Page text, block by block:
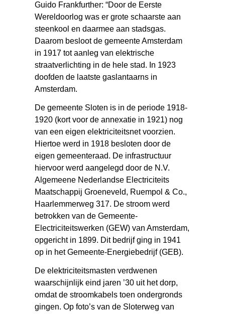
Guido Frankfurther: “Door de Eerste
Wereldoorlog was er grote schaarste aan
steenkool en daarmee aan stadsgas.
Daarom besloot de gemeente Amsterdam
in 1917 tot aanleg van elektrische
straatverlichting in de hele stad. In 1923
doofden de laatste gaslantaarns in
Amsterdam.
De gemeente Sloten is in de periode 1918-
1920 (kort voor de annexatie in 1921) nog
van een eigen elektriciteitsnet voorzien.
Hiertoe werd in 1918 besloten door de
eigen gemeenteraad. De infrastructuur
hiervoor werd aangelegd door de N.V.
Algemeene Nederlandse Electriciteits
Maatschappij Groeneveld, Ruempol & Co.,
Haarlemmerweg 317. De stroom werd
betrokken van de Gemeente-
Electriciteitswerken (GEW) van Amsterdam,
opgericht in 1899. Dit bedrijf ging in 1941
op in het Gemeente-Energiebedrijf (GEB).
De elektriciteitsmasten verdwenen
waarschijnlijk eind jaren ’30 uit het dorp,
omdat de stroomkabels toen ondergronds
gingen. Op foto’s van de Sloterweg van